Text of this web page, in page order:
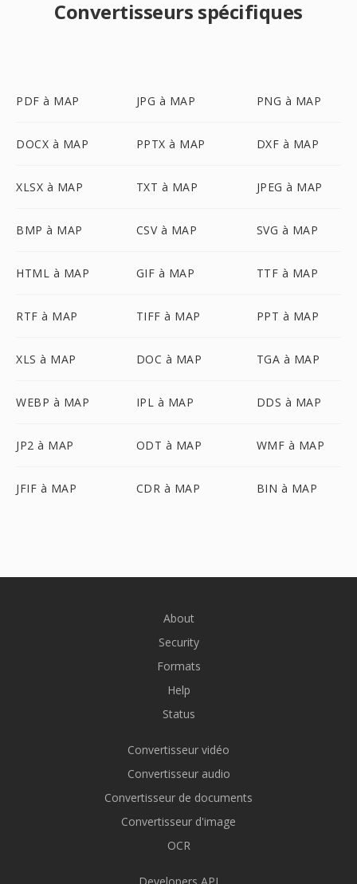
Convertisseurs spécifiques
PDF à MAP JPG à MAP PNG à MAP
DOCX à MAP PPTX à MAP DXF à MAP
XLSX à MAP TXT à MAP JPEG à MAP
BMP à MAP CSV à MAP SVG à MAP
HTML à MAP GIF à MAP TTF à MAP
RTF à MAP TIFF à MAP PPT à MAP
XLS à MAP DOC à MAP TGA à MAP
WEBP à MAP IPL à MAP DDS à MAP
JP2 à MAP ODT à MAP WMF à MAP
JFIF à MAP CDR à MAP BIN à MAP
About
Security
Formats
Help
Status
Convertisseur vidéo
Convertisseur audio
Convertisseur de documents
Convertisseur d'image
OCR